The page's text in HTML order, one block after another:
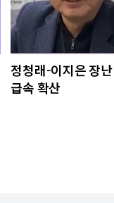
정청래-이지은 장
급속 확산